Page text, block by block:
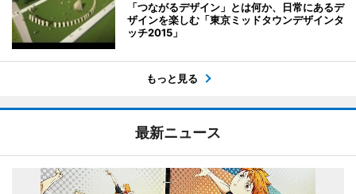
「つながるデザイン」とは何か、日常にあるデ
ザインを楽しむ「東京ミッドタウンデザインタ
ッチ2015」
もっと見る
最新ニュース